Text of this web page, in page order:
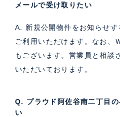
メールで受け取りたい
A. 新規公開物件をお知らせ
ご利用いただけます。なお、
もございます。営業員と相談
いただいております。
Q. プラウド阿佐谷南二丁目
い